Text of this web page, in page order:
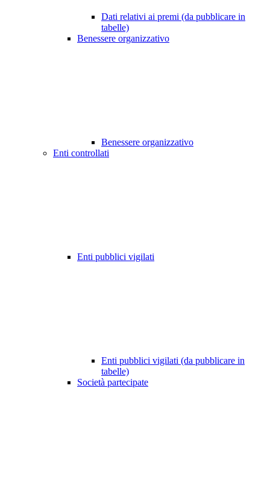
Dati relativi ai premi (da pubblicare in
tabelle)
Benessere organizzativo
Benessere organizzativo
Enti controllati
Enti pubblici vigilati
Enti pubblici vigilati (da pubblicare in
tabelle)
Società partecipate